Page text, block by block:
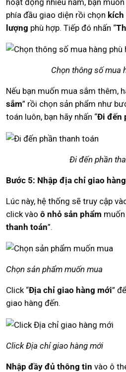
phía đầu giao diện rồi chọn kích
lượng phù hợp. Tiếp đó nhấn “
Chọn thông số mua
Nếu bạn muốn mua sắm thêm,
sắm” rồi chọn sản phẩm như
toán luôn, bạn hãy nhấn “Đi đến
Đi đến phần
Bước 5: Nhập địa chỉ giao
Lúc này, hệ thống sẽ truy cập
click vào ô nhỏ sản phẩm
thanh toán”.
Chọn sản phẩm muốn mua
Click “Địa chỉ giao hàng mới”
giao hàng đến.
Click Địa chỉ giao hàng mới
Nhập đầy đủ thông tin vào ô